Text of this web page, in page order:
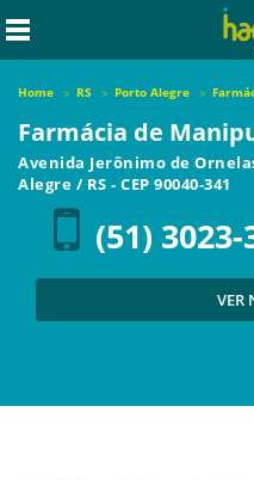
Home RS Porto Alegre
Farmácia de
Avenida Jerônimo de
Alegre / RS - CEP 90040-341
(51) 3023-
VER